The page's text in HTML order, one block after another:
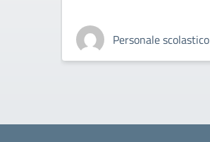
Personale scolastico